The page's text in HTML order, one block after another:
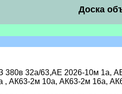
Доска
32а/63,АЕ 2026-10м 1а,
АК63-2м 10а, АК63-2м 16а,